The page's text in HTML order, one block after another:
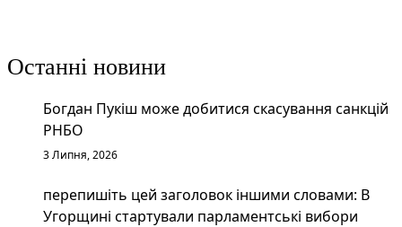
Останні новини
Богдан Пукіш може добитися скасування санкцій
РНБО
3 Липня, 2026
перепишіть цей заголовок іншими словами: В
Угорщині стартували парламентські вибори